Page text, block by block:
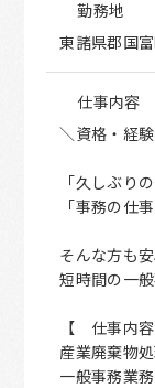
勤務地
東諸県郡国
仕事内容
＼資格・経
「久しぶり
「事務の仕
そんな方も
短時間の一般
【 仕事内
産業廃棄物
一般事務業